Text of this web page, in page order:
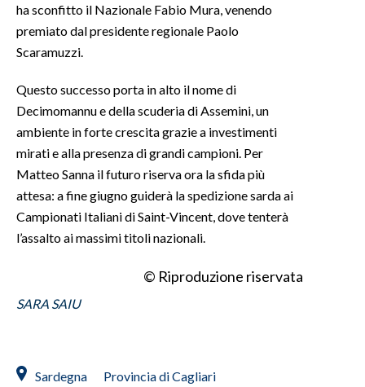
STORE
ha sconfitto il Nazionale Fabio Mura, venendo
premiato dal presidente regionale Paolo
Scaramuzzi.
Questo successo porta in alto il nome di
Decimomannu e della scuderia di Assemini, un
ambiente in forte crescita grazie a investimenti
mirati e alla presenza di grandi campioni. Per
Matteo Sanna il futuro riserva ora la sfida più
attesa: a fine giugno guiderà la spedizione sarda ai
Campionati Italiani di Saint-Vincent, dove tenterà
l’assalto ai massimi titoli nazionali.
© Riproduzione riservata
SARA SAIU
Sardegna Provincia di Cagliari